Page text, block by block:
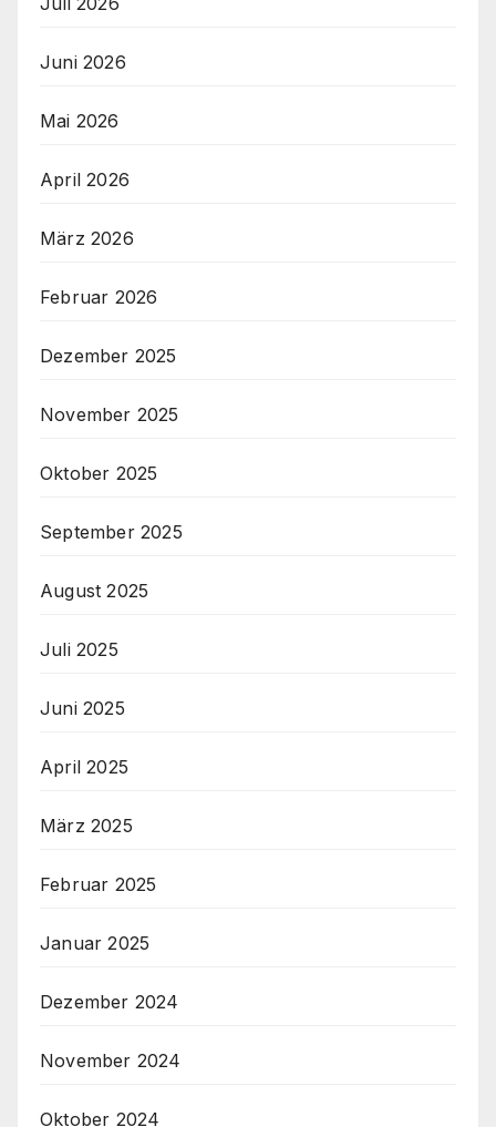
Juni 2026
Mai 2026
April 2026
März 2026
Februar 2026
Dezember 2025
November 2025
Oktober 2025
September 2025
August 2025
Juli 2025
Juni 2025
April 2025
März 2025
Februar 2025
Januar 2025
Dezember 2024
November 2024
Oktober 2024